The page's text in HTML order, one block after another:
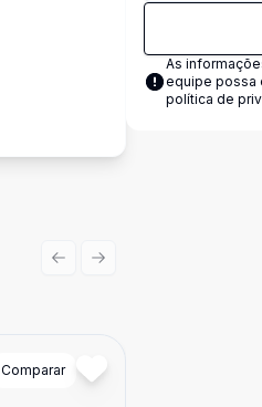
Comparar
Previous slide
Next slide
As
equipe possa
política de